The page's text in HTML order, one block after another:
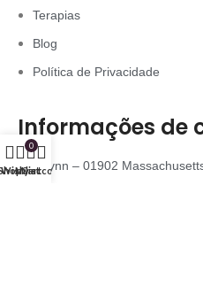
Terapias
Blog
Política de Privacidade
Informações de
Lynn – 01902
Wishlist
0
Cart
My account